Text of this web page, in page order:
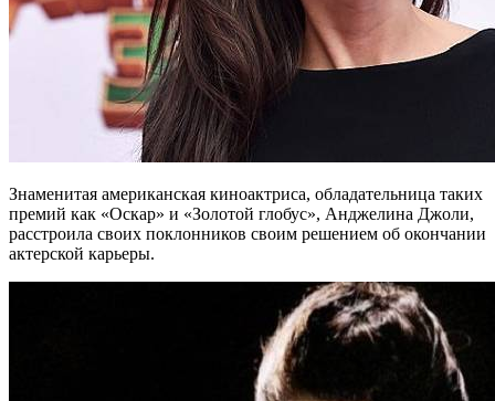
Знаменитая американская киноактриса, обладательница таких
премий как «Оскар» и «Золотой глобус», Анджелина Джоли,
расстроила своих поклонников своим решением об окончании
актерской карьеры.